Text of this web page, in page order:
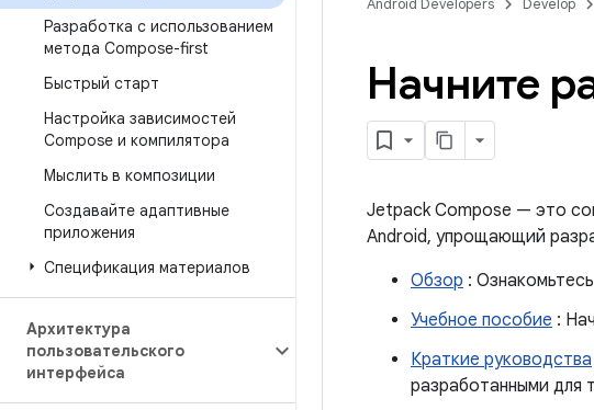
Разработка с использованием
метода Compose-first
Быстрый старт
Настройка зависимостей
Compose и компилятора
Мыслить в композиции
Создавайте адаптивные
приложения
Спецификация материалов
Архитектура
пользовательского
интерфейса
Android Developers Develop
Начните
Jetpack Compose — это
Android, упрощающий
Обзор :
Учебное пособие :
Краткие руководства
разработанными для